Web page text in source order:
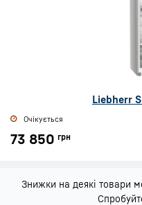
Liebherr
Очікується
73 850 грн
Знижки на деякі товари